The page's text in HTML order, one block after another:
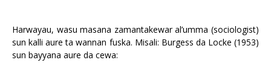
Harwayau, wasu masana zamantakewar al’umma (sociologist)
sun kalli aure ta wannan fuska. Misali: Burgess da Locke (1953)
sun bayyana aure da cewa: